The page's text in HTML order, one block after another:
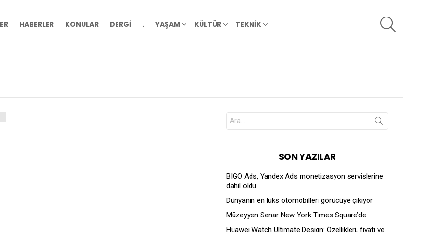
HABERLER KONULAR DERGİ . YAŞAM KÜLTÜR TEKNİK
Search
for:
SON YAZILAR
BIGO Ads, Yandex Ads monetizasyon servislerine
dahil oldu
Dünyanın en lüks otomobilleri görücüye çıkıyor
Müzeyyen Senar New York Times Square’de
Huawei Watch Ultimate Design: Özellikleri, fiyatı ve